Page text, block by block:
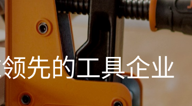
先的工具企业